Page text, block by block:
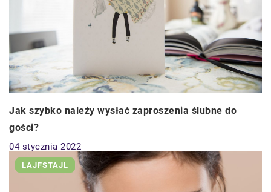
Jak szybko należy wysłać zaproszenia ślubne do
gości?
04 stycznia 2022
LAJFSTAJL